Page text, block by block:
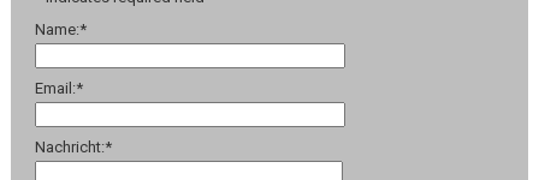
Name:*
Email:*
Nachricht:*